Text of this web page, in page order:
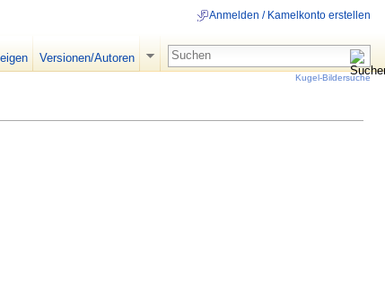
Anmelden / Kamelkonto erstellen
Versionen/Autoren
Kugel-Bildersuche